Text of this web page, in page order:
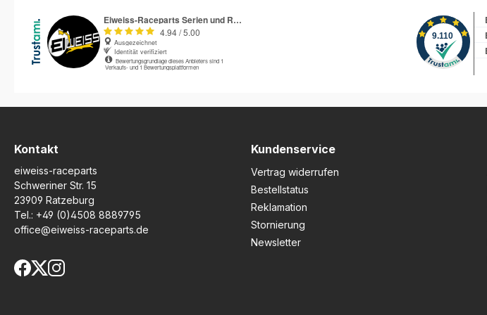
erfolgreich getestet.
Hergestellt aus 4 mm starkem
Polypropylen mit hoher
Festigkeit, überzeugt dieser
Protektor durch maximale
Slimline-Design sorgt für
ergänzt das sportliche
perfekt.Die Montage ist
besonders einfach: Der
Protektor wird direkt über
das originale Motorgehäuse
geschraubt. So erhalten Sie
zuverlässigen Schutz vor
Abriebschäden, ohne
dauerhaft in die
ab 2021 Beschreibung: Der
Motordeckelschutz passend
getestet in Zusammenarbeit
durch seine hohe
präzise Passform. Gefertigt
aus 4 mm starkem
Polypropylen bietet er
hervorragende Haltbarkeit
und schützt den
vor Beschädigungen bei
Kontakt
eiweiss-raceparts
Schweriner Str. 15
23909 Ratzeburg
Tel.: +49 (0)4508 8889795
office@eiweiss-raceparts.de
Kundenservice
Vertrag widerrufen
Bestellstatus
Reklamation
Stornierung
Newsletter